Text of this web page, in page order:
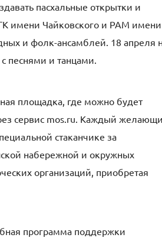
пасхальные открытки и
имени Чайковского и РАМ имени
и фолк-ансамблей. 18 апреля
песнями и танцами.
площадка, где можно будет
сервис mos.ru. Каждый
стаканчике за
набережной и окружных
организаций, приобретая
программа поддержки